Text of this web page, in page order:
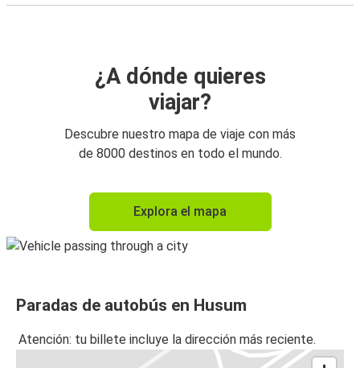
¿A dónde quieres
viajar?
Descubre nuestro mapa de viaje con más
de 8000 destinos en todo el mundo.
Explora el mapa
Paradas de autobús en Husum
Atención: tu billete incluye la dirección más reciente.